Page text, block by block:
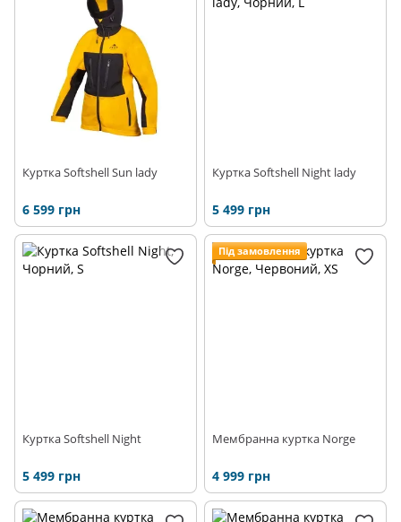
Куртка Softshell Sun lady
6 599 грн
Куртка Softshell Night lady
5 499 грн
Куртка Softshell Night
5 499 грн
Під замовлення
Мембранна куртка Norge
4 999 грн